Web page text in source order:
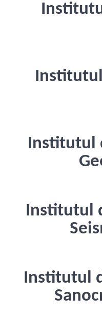
Institutul
Institutul
Institutul